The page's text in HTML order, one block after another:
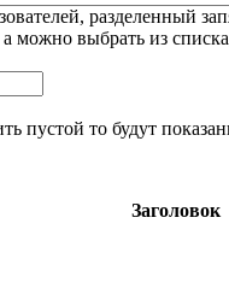
разделенный
выбрать из
пустой то будут
Заголовок